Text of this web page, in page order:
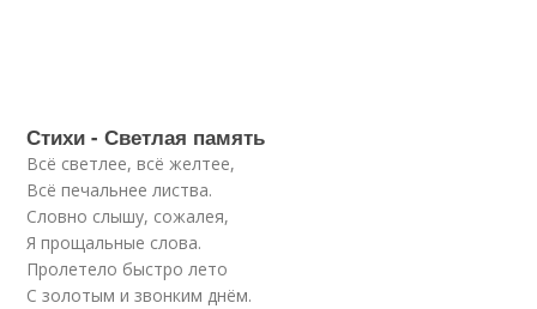
Стихи - Светлая память
Всё светлее, всё желтее,
Всё печальнее листва.
Словно слышу, сожалея,
Я прощальные слова.
Пролетело быстро лето
С золотым и звонким днём.